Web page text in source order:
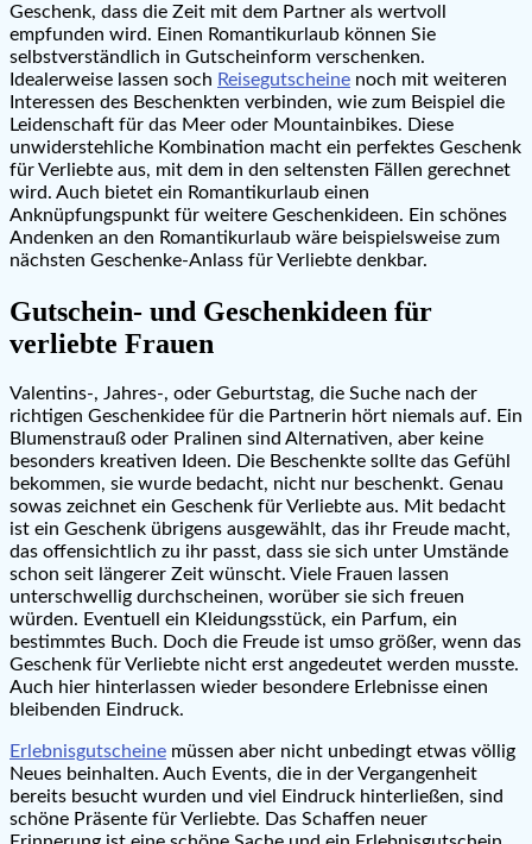
Geschenk, dass die Zeit mit dem Partner als wertvoll
empfunden wird. Einen Romantikurlaub können Sie
selbstverständlich in Gutscheinform verschenken.
Idealerweise lassen soch Reisegutscheine noch mit weiteren
Interessen des Beschenkten verbinden, wie zum Beispiel die
Leidenschaft für das Meer oder Mountainbikes. Diese
unwiderstehliche Kombination macht ein perfektes Geschenk
für Verliebte aus, mit dem in den seltensten Fällen gerechnet
wird. Auch bietet ein Romantikurlaub einen
Anknüpfungspunkt für weitere Geschenkideen. Ein schönes
Andenken an den Romantikurlaub wäre beispielsweise zum
nächsten Geschenke-Anlass für Verliebte denkbar.
Gutschein- und Geschenkideen für
verliebte Frauen
Valentins-, Jahres-, oder Geburtstag, die Suche nach der
richtigen Geschenkidee für die Partnerin hört niemals auf. Ein
Blumenstrauß oder Pralinen sind Alternativen, aber keine
besonders kreativen Ideen. Die Beschenkte sollte das Gefühl
bekommen, sie wurde bedacht, nicht nur beschenkt. Genau
sowas zeichnet ein Geschenk für Verliebte aus. Mit bedacht
ist ein Geschenk übrigens ausgewählt, das ihr Freude macht,
das offensichtlich zu ihr passt, dass sie sich unter Umstände
schon seit längerer Zeit wünscht. Viele Frauen lassen
unterschwellig durchscheinen, worüber sie sich freuen
würden. Eventuell ein Kleidungsstück, ein Parfum, ein
bestimmtes Buch. Doch die Freude ist umso größer, wenn das
Geschenk für Verliebte nicht erst angedeutet werden musste.
Auch hier hinterlassen wieder besondere Erlebnisse einen
bleibenden Eindruck.
Erlebnisgutscheine müssen aber nicht unbedingt etwas völlig
Neues beinhalten. Auch Events, die in der Vergangenheit
bereits besucht wurden und viel Eindruck hinterließen, sind
schöne Präsente für Verliebte. Das Schaffen neuer